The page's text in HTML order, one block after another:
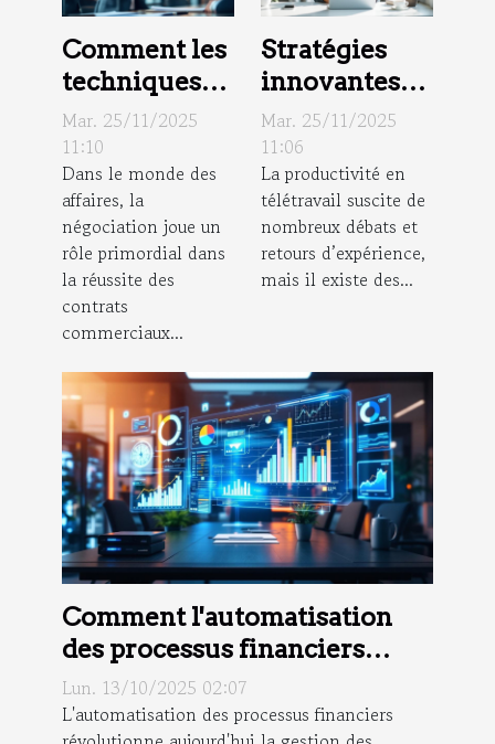
Comment les
techniques
de
négociation
influencent
le succès des
contrats
commerciaux
?
Mar. 25/11/2025
11:10
Dans le monde des
affaires, la
négociation joue un
rôle primordial dans
la réussite des
contrats
commerciaux...
Stratégies
innovantes
pour
optimiser la
productivité
en télétravail
Mar. 25/11/2025
11:06
La productivité en
télétravail suscite de
nombreux débats et
retours d’expérience,
mais il existe des...
Comment l'automatisation
des processus financiers
peut-elle transformer les
PME ?
Lun. 13/10/2025 02:07
L'automatisation des processus financiers